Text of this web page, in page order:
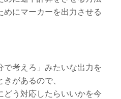
めにマーカーを出力させる
で考えろ」みたいな出力を
があるので、
どう対応したらいいかを今